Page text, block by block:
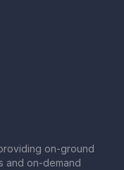
on-ground
and on-demand